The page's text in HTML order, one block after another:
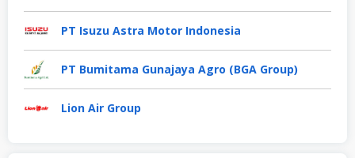
PT Isuzu Astra Motor Indonesia
PT Bumitama Gunajaya Agro (BGA Group)
Lion Air Group